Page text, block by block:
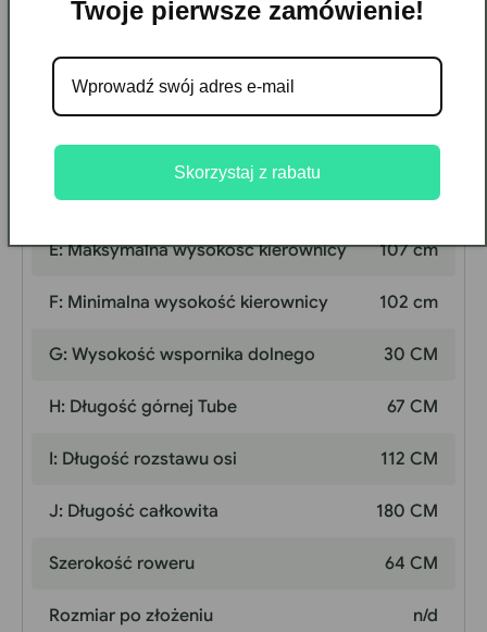
B: Minimalna wysokość siedziska
C: Wysokość prześwitu 78 cm
D: Rozmiar ramki 45 CM
E: Maksymalna wysokość kierownicy 107 cm
F: Minimalna wysokość kierownicy 102 cm
G: Wysokość wspornika dolnego 30 CM
H: Długość górnej Tube 67 CM
I: Długość rozstawu osi 112 CM
J: Długość całkowita 180 CM
Szerokość roweru 64 CM
Rozmiar po złożeniu n/d
Twoje pierwsze zamówienie!
Skorzystaj z rabatu